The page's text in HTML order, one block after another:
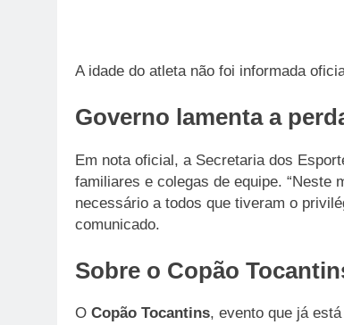
A idade do atleta não foi informada
Governo lamenta a
Em nota oficial, a Secretaria dos
familiares e colegas de equipe. “Neste
necessário a todos que tiveram o
comunicado.
Sobre o Copão
O Copão Tocantins, evento que já